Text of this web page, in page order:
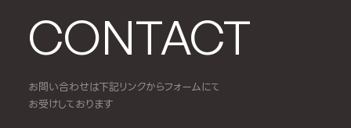
CONTACT
お問い合わせは下記リンクからフォームにて
お受けしております